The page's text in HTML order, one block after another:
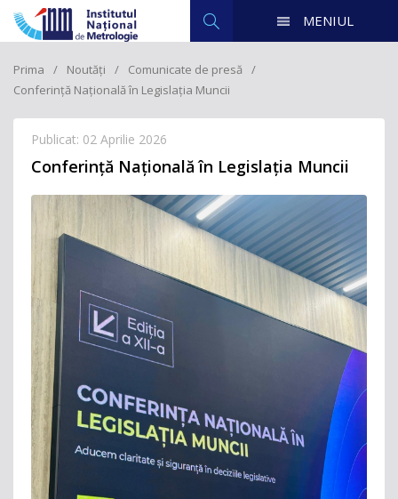
MENIUL
Prima Noutăți
Comunicate de presă
Conferință Națională în Legislația Muncii
Publicat: 02 Aprilie 2026
Conferință Națională în Legislația Muncii